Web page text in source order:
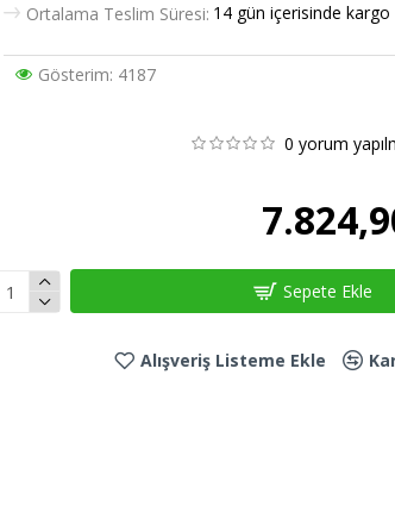
Ortalama Teslim Süresi: 14 gün içerisinde kargo
Gösterim: 4187
0 yorum
Sepete Ekle
Alışveriş Listeme Ekle